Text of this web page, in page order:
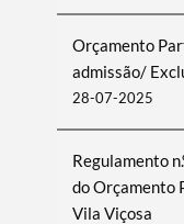
Orçamento
admissão/
28-07-2025
Regulamento
do Orçamento
Vila Viçosa